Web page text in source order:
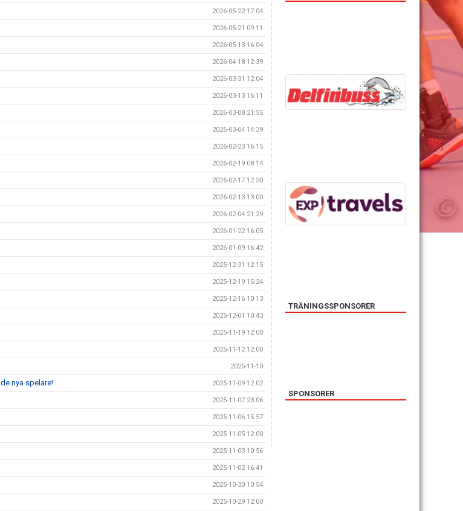
2026-05-22 17:04
2026-05-21 09:11
2026-05-13 16:04
2026-04-18 12:39
2026-03-31 12:04
2026-03-13 16:11
2026-03-08 21:55
2026-03-04 14:39
2026-02-23 16:15
2026-02-19 08:14
2026-02-17 12:30
2026-02-13 13:00
2026-02-04 21:29
2026-01-22 16:05
2026-01-09 16:42
2025-12-31 12:15
2025-12-19 15:24
2025-12-16 10:13
2025-12-01 10:43
2025-11-19 12:00
2025-11-12 12:00
2025-11-10
nya spelare! 2025-11-09 12:02
2025-11-07 23:06
2025-11-06 15:57
2025-11-05 12:00
2025-11-03 10:56
2025-11-02 16:41
2025-10-30 10:54
2025-10-29 12:00
TRÄNINGSSPONSORER
SPONSORER